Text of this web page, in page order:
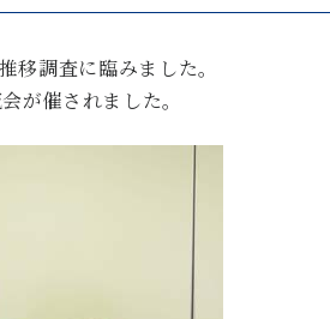
移調査に臨みました。
が催されました。